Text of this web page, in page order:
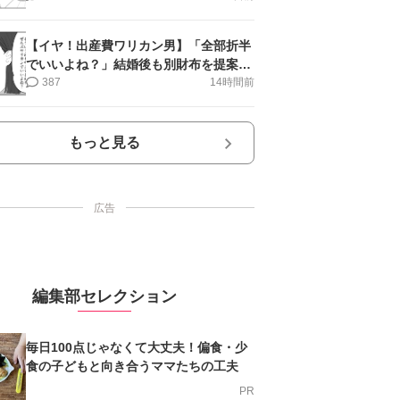
【イヤ！出産費ワリカン男】「全部折半
でいいよね？」結婚後も別財布を提案＜
第10話＞#4コマ母道場
14時間前
387
もっと見る
広告
編集部セレクション
毎日100点じゃなくて大丈夫！偏食・少
食の子どもと向き合うママたちの工夫
PR